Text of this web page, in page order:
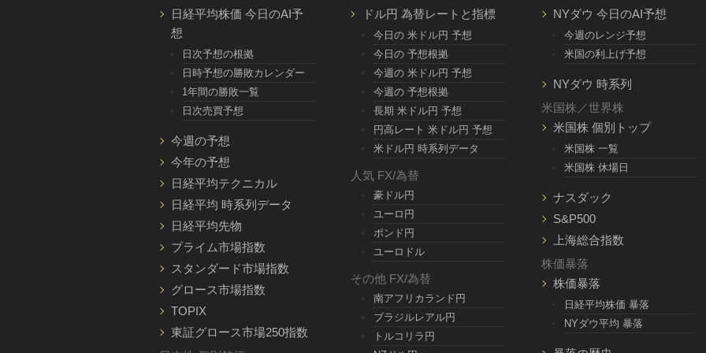
日経平均株価 今日のAI予
想
日次予想の根拠
日時予想の勝敗カレンダー
1年間の勝敗一覧
日次売買予想
今週の予想
今年の予想
日経平均テクニカル
日経平均 時系列データ
日経平均先物
プライム市場指数
スタンダード市場指数
グロース市場指数
TOPIX
東証グロース市場250指数
ドル円 為替レートと指標
今日の 米ドル円 予想
今日の 予想根拠
今週の 米ドル円 予想
今週の 予想根拠
長期 米ドル円 予想
円高レート 米ドル円 予想
米ドル円 時系列データ
人気 FX/為替
豪ドル円
ユーロ円
ポンド円
ユーロドル
その他 FX/為替
南アフリカランド円
ブラジルレアル円
トルコリラ円
NYダウ 今日のAI予想
今週のレンジ予想
米国の利上げ予想
NYダウ 時系列
米国株／世界株
米国株 個別トップ
米国株 一覧
米国株 休場日
ナスダック
S&P500
上海総合指数
株価暴落
株価暴落
日経平均株価 暴落
NYダウ平均 暴落